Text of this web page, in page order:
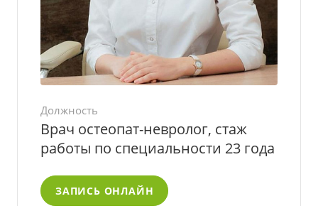
Должность
Врач остеопат-невролог, стаж
работы по специальности 23 года
ЗАПИСЬ ОНЛАЙН